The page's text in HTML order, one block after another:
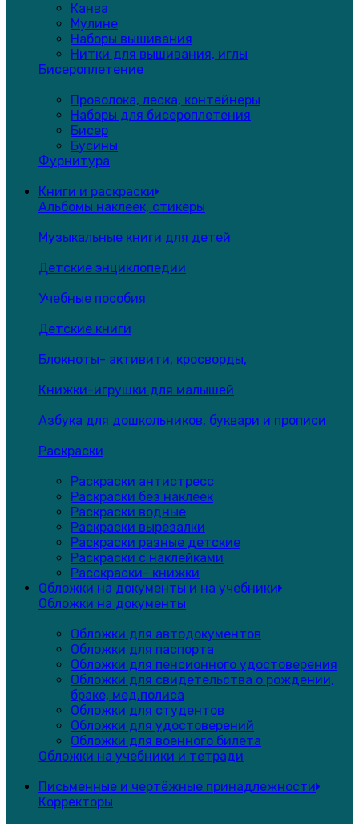
Канва
Мулине
Наборы вышивания
Нитки для вышивания, иглы
Бисероплетение
Проволока, леска, контейнеры
Наборы для бисероплетения
Бисер
Бусины
Фурнитура
Книги и раскраски
Альбомы наклеек, стикеры
Музыкальные книги для детей
Детские энциклопедии
Учебные пособия
Детские книги
Блокноты- активити, кросворды,
Книжки-игрушки для малышей
Азбука для дошкольников, буквари и прописи
Раскраски
Раскраски антистресс
Раскраски без наклеек
Раскраски водные
Раскраски вырезалки
Раскраски разные детские
Раскраски с наклейками
Расскраски- книжки
Обложки на документы и на учебники
Обложки на документы
Обложки для автодокументов
Обложки для паспорта
Обложки для пенсионного удостоверения
Обложки для свидетельства о рождении,
браке, мед.полиса
Обложки для студентов
Обложки для удостоверений
Обложки для военного билета
Обложки на учебники и тетради
Письменные и чертёжные принадлежности
Корректоры